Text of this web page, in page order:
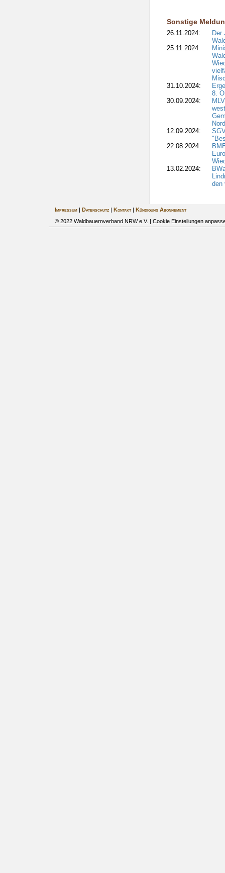
Sonstige
26.11.2024:
Der
25.11.2024:
31.10.2024:
8.
30.09.2024:
12.09.2024:
22.08.2024:
13.02.2024:
den
Impressum| Datenschutz| Kontakt|
Kündigung Abonnement
© 2022 Waldbauernverband NRW e.V. | Cookie Einstellungen